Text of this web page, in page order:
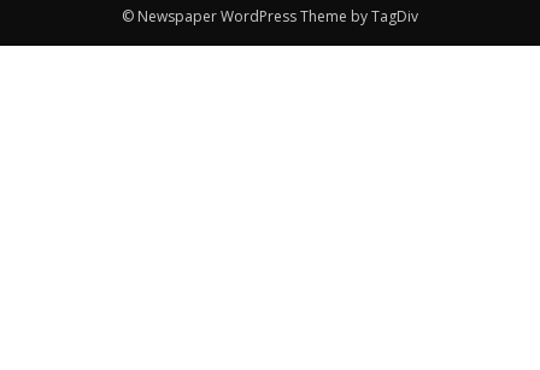
© Newspaper WordPress Theme by TagDiv